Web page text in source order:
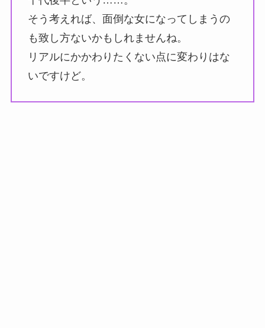
そう考えれば、面倒な女になってしまうの
も致し方ないかもしれませんね。
リアルにかかわりたくない点に変わりはな
いですけど。